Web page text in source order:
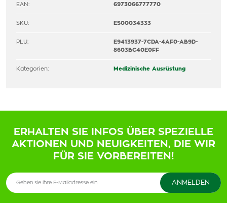
EAN: 6973066777770
SKU: ES00034333
PLU:
E9413937-7CDA-4AF0-AB9D-
8603BC40E0FF
Kategorien: Medizinische Ausrüstung
ERHALTEN SIE INFOS ÜBER SPEZIELLE
AKTIONEN UND NEUIGKEITEN, DIE WIR
FÜR SIE VORBEREITEN!